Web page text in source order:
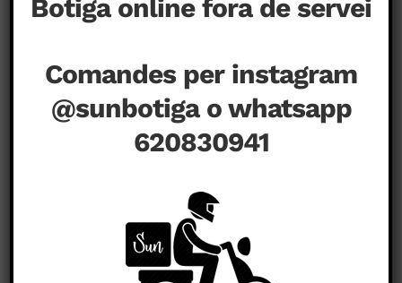
Botiga online fora de servei
Comandes per instagram
@sunbotiga o whatsapp
620830941